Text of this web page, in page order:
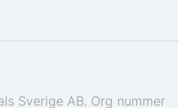
Sverige AB. Org nummer